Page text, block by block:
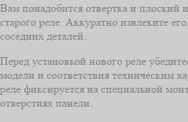
Вам понадобится отвертка и плоский
старого реле. Аккуратно извлеките
соседних деталей.
Перед установкой нового реле
модели и соответствия техническим
реле фиксируется на специальной
отверстиях панели.